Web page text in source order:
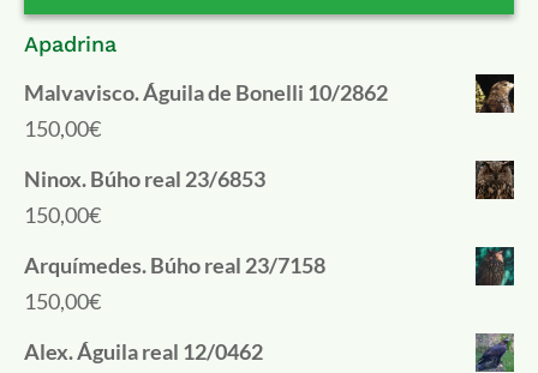
Apadrina
Malvavisco. Águila de Bonelli 10/2862
150,00€
Ninox. Búho real 23/6853
150,00€
Arquímedes. Búho real 23/7158
150,00€
Alex. Águila real 12/0462